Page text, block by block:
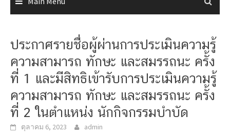
ประกาศรายชื่อผู้ผ่านการประเมินความรู้
ความสามารถ ทักษะ และสมรรถนะ ครั้ง
ที่ 1 และมีสิทธิเข้ารับการประเมินความรู้
ความสามารถ ทักษะ และสมรรถนะ ครั้ง
ที่ 2 ในตำแหน่ง นักกิจกรรมบำบัด
ตุลาคม 6, 2023 admin